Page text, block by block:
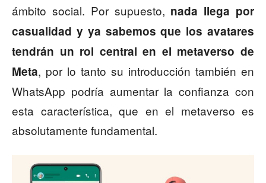
ámbito social. Por supuesto, nada llega por
casualidad y ya sabemos que los avatares
tendrán un rol central en el metaverso de
Meta, por lo tanto su introducción también en
WhatsApp podría aumentar la confianza con
esta característica, que en el metaverso es
absolutamente fundamental.